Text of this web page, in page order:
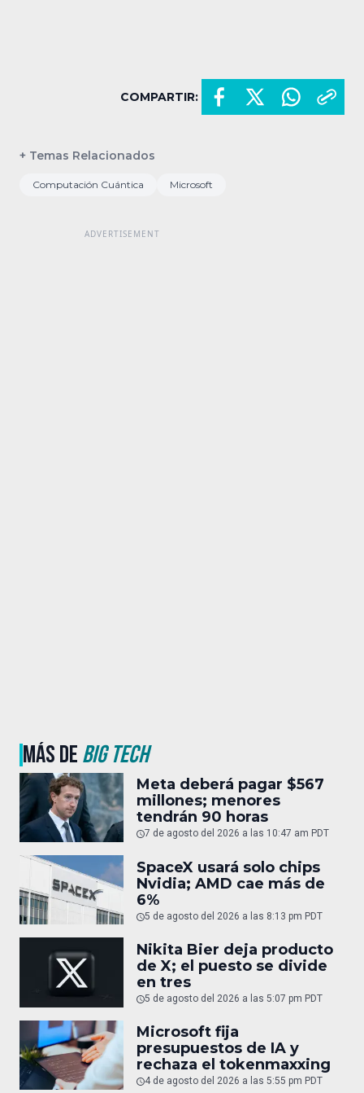
COMPARTIR:
+ Temas Relacionados
Computación Cuántica Microsoft
MÁS DEBIG TECH
Meta deberá pagar $567
millones; menores
tendrán 90 horas
7 de agosto del 2026 a las 10:47 am PDT
SpaceX usará solo chips
Nvidia; AMD cae más de
6%
5 de agosto del 2026 a las 8:13 pm PDT
Nikita Bier deja producto
de X; el puesto se divide
en tres
5 de agosto del 2026 a las 5:07 pm PDT
Microsoft fija
presupuestos de IA y
rechaza el tokenmaxxing
4 de agosto del 2026 a las 5:55 pm PDT